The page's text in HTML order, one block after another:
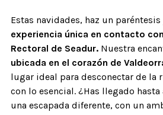
Estas navidades, haz un paréntesis
experiencia única en contacto
Rectoral de Seadur. Nuestra
ubicada en el corazón de
lugar ideal para desconectar de la
con lo esencial. ¿Has llegado
una escapada diferente, con un